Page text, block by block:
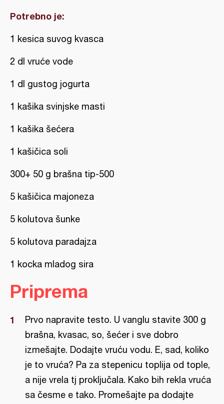
Potrebno je:
1 kesica suvog kvasca
2 dl vruće vode
1 dl gustog jogurta
1 kašika svinjske masti
1 kašika šećera
1 kašičica soli
300+ 50 g brašna tip-500
5 kašičica majoneza
5 kolutova šunke
5 kolutova paradajza
1 kocka mladog sira
Priprema
Prvo napravite testo. U vanglu stavite 300 g
brašna, kvasac, so, šećer i sve dobro
izmešajte. Dodajte vruću vodu. E, sad, koliko
je to vruća? Pa za stepenicu toplija od tople,
a nije vrela tj proključala. Kako bih rekla vruća
sa česme e tako. Promešajte pa dodajte